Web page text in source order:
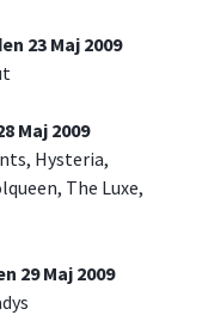
23 Maj 2009
Maj 2009
Hysteria,
The Luxe,
29 Maj 2009